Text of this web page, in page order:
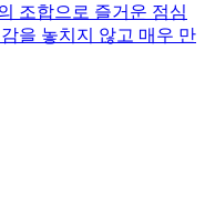
조합으로 즐거운 점심
을 놓치지 않고 매우 만